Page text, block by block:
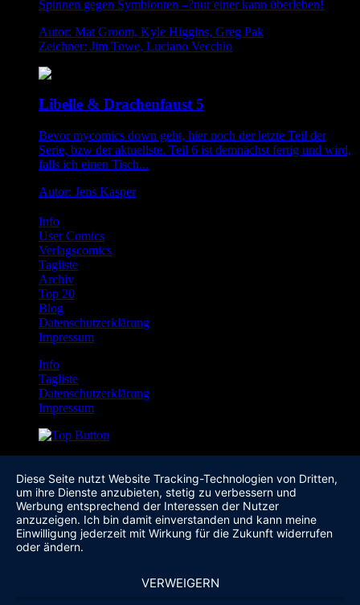
Spinnen gegen Symbionten –?nur einer kann überleben!
Autor: Mat Groom, Kyle Higgins, Greg Pak
Zeichner: Jim Towe, Luciano Vecchio
Libelle & Drachenfaust 5
Bevor mycomics down geht, hier noch der letzte Teil der
Serie, bzw der aktuellste. Teil 6 ist demnächst fertig und wird,
falls ich einen Tisch...
Autor: Jens Kasper
Info
User Comics
Verlagscomics
Tagliste
Archiv
Top 20
Blog
Datenschutzerklärung
Impressum
Info
Tagliste
Datenschutzerklärung
Impressum
Diese Seite nutzt Website Tracking-Technologien von Dritten,
um ihre Dienste anzubieten, stetig zu verbessern und
Werbung entsprechend der Interessen der Nutzer
anzuzeigen. Ich bin damit einverstanden und kann meine
Einwilligung jederzeit mit Wirkung für die Zukunft widerrufen
oder ändern.
VERWEIGERN